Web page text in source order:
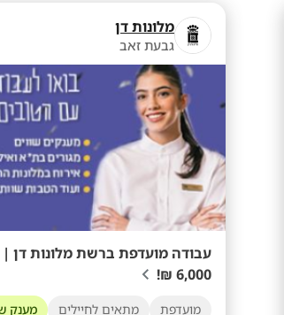
מלונות דן
גבעת זאב
עבודה מועדפת ברשת מלונות דן
6,000 ₪!
מועדפת מתאים לחיילים מענק